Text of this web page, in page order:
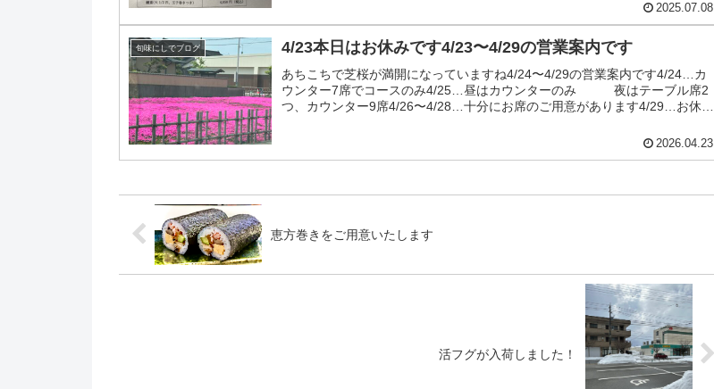
2025.07.08
旬味にしでブログ 4/23本日はお休みです4/23〜4/29の営業案内です
あちこちで芝桜が満開になっていますね4/24〜4/29の営業案内です4/24…カ
ウンター7席でコースのみ4/25…昼はカウンターのみ 夜はテーブル席2
つ、カウンター9席4/26〜4/28…十分にお席のご用意があります4/29…お休み
2026.04.23
恵方巻きをご用意いたします
活フグが入荷しました！